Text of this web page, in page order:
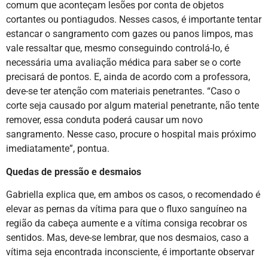
comum que aconteçam lesões por conta de objetos
cortantes ou pontiagudos. Nesses casos, é importante tentar
estancar o sangramento com gazes ou panos limpos, mas
vale ressaltar que, mesmo conseguindo controlá-lo, é
necessária uma avaliação médica para saber se o corte
precisará de pontos. E, ainda de acordo com a professora,
deve-se ter atenção com materiais penetrantes. “Caso o
corte seja causado por algum material penetrante, não tente
remover, essa conduta poderá causar um novo
sangramento. Nesse caso, procure o hospital mais próximo
imediatamente”, pontua.
Quedas de pressão e desmaios
Gabriella explica que, em ambos os casos, o recomendado é
elevar as pernas da vítima para que o fluxo sanguíneo na
região da cabeça aumente e a vítima consiga recobrar os
sentidos. Mas, deve-se lembrar, que nos desmaios, caso a
vítima seja encontrada inconsciente, é importante observar